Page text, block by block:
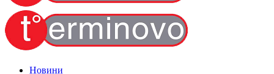
Новини